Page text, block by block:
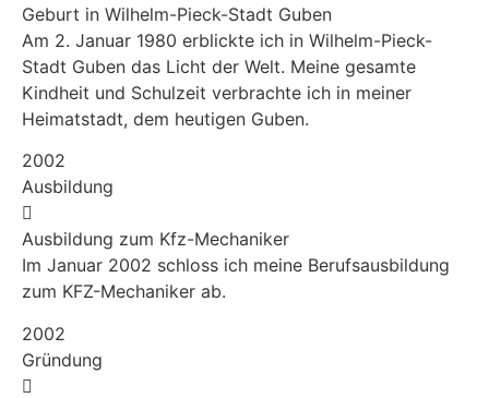
Geburt in Wilhelm-Pieck-Stadt Guben
Am 2. Januar 1980 erblickte ich in Wilhelm-Pieck-
Stadt Guben das Licht der Welt. Meine gesamte
Kindheit und Schulzeit verbrachte ich in meiner
Heimatstadt, dem heutigen Guben.
2002
Ausbildung
Ausbildung zum Kfz-Mechaniker
Im Januar 2002 schloss ich meine Berufsausbildung
zum KFZ-Mechaniker ab.
2002
Gründung